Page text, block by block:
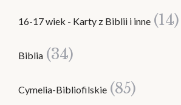
16-17 wiek - Karty z Biblii i inne (14)
Biblia (34)
Cymelia-Bibliofilskie (85)